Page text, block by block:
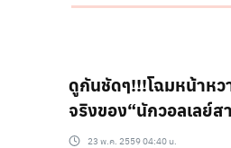
ดูกันชัดๆ!!!โฉมหน้าห
จริงของ“นักวอลเลย์ส
เป็นเจ้าของใคร-มาดูกั
23 พ.ค. 2559 04:40 น.